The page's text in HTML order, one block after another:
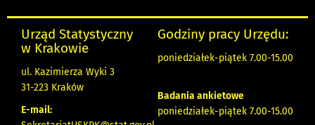
Urząd Statystyczny
w Krakowie
ul. Kazimierza Wyki 3
31-223 Kraków
E-mail:
Godziny pracy Urzędu:
poniedziałek-piątek 7.00-15.00
Badania ankietowe
poniedziałek-piątek 7.00-15.00